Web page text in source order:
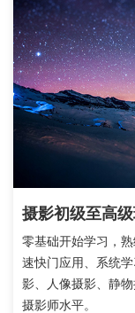
摄影初级至高
零基础开始学习，
速快门应用、系统
影、人像摄影、静
摄影师水平。